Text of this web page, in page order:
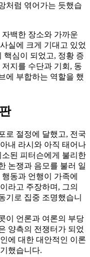
처럼 엮어가는 듯했습
백한 장소와 가까운
실에 크게 기대고 있었
핵심이 되었고, 정황 증
지를 수단과 기회, 동
에 부합하는 역할을 했
로 절정에 달했고, 전국
내 라시와 아직 태어나
된 피터슨에게 불리한
논쟁과 음모를 불러 일
동과 언행이 가족에
라고 주장하며, 그의
기로 집중 조명했습니
이 언론과 여론의 부당
양측의 전쟁터가 되었
에 대한 대안적인 이론
했습니다.